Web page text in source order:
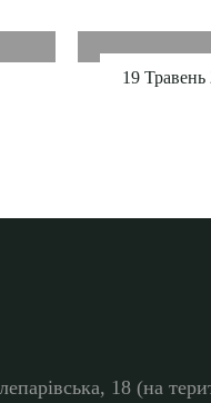
19 Травень
18 (на